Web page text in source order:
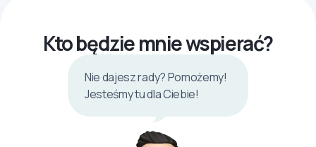
Kto będzie mnie wspierać?
Nie dajesz rady? Pomożemy!
Jesteśmy tu dla Ciebie!